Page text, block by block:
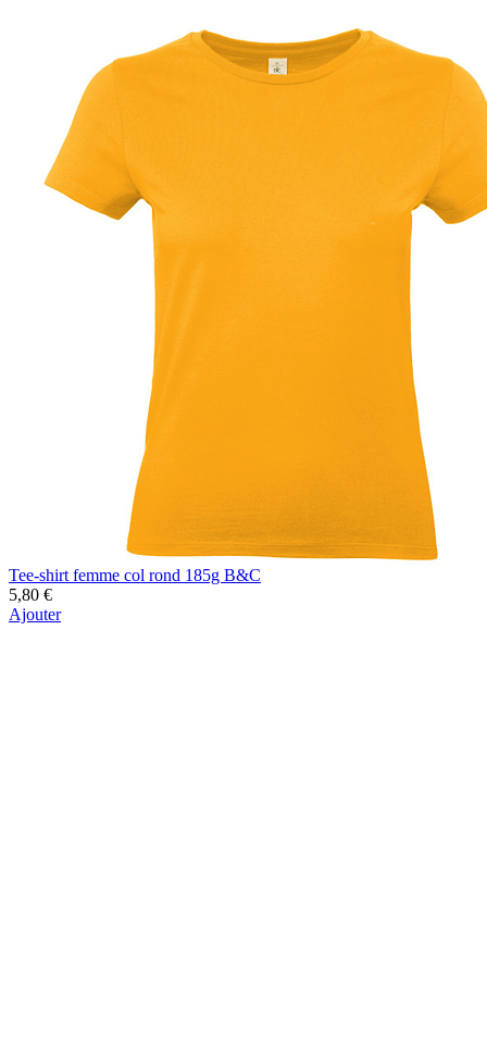
Tee-shirt femme col rond 185g B&C
5,80 €
Ajouter